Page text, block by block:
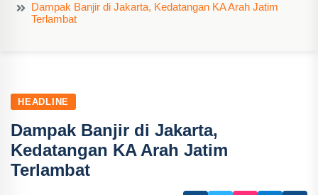
Dampak Banjir di Jakarta, Kedatangan KA Arah Jatim
Terlambat
HEADLINE
Dampak Banjir di Jakarta,
Kedatangan KA Arah Jatim
Terlambat